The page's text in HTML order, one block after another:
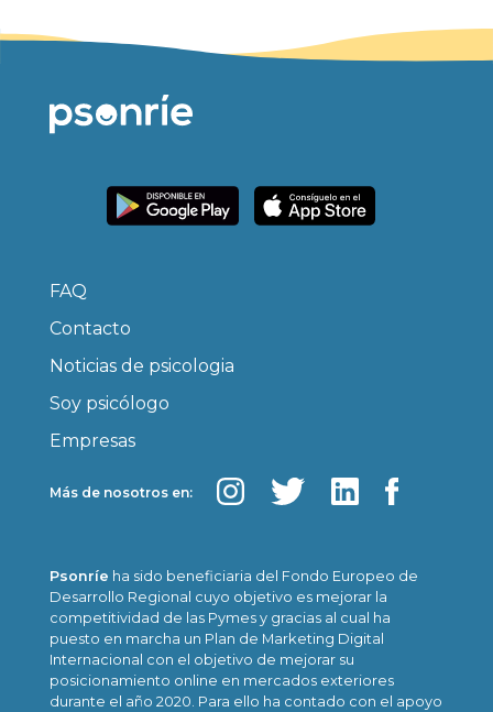
FAQ
Contacto
Noticias de psicologia
Soy psicólogo
Empresas
Más de nosotros en:
Psonríe ha sido beneficiaria del Fondo Europeo de
Desarrollo Regional cuyo objetivo es mejorar la
competitividad de las Pymes y gracias al cual ha
puesto en marcha un Plan de Marketing Digital
Internacional con el objetivo de mejorar su
posicionamiento online en mercados exteriores
durante el año 2020. Para ello ha contado con el apoyo